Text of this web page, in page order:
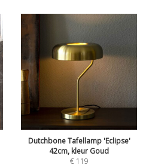
Dutchbone Tafellamp 'Eclipse'
42cm, kleur Goud
€ 119